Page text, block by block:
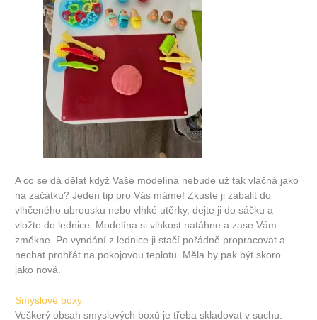
A co se dá dělat když Vaše modelína nebude už tak vláčná jako
na začátku? Jeden tip pro Vás máme! Zkuste ji zabalit do
vlhčeného ubrousku nebo vlhké utěrky, dejte ji do sáčku a
vložte do lednice. Modelína si vlhkost natáhne a zase Vám
změkne. Po vyndání z lednice ji stačí pořádně propracovat a
nechat prohřát na pokojovou teplotu. Měla by pak být skoro
jako nová.
Smyslové boxy
Veškerý obsah smyslových boxů je třeba skladovat v suchu.